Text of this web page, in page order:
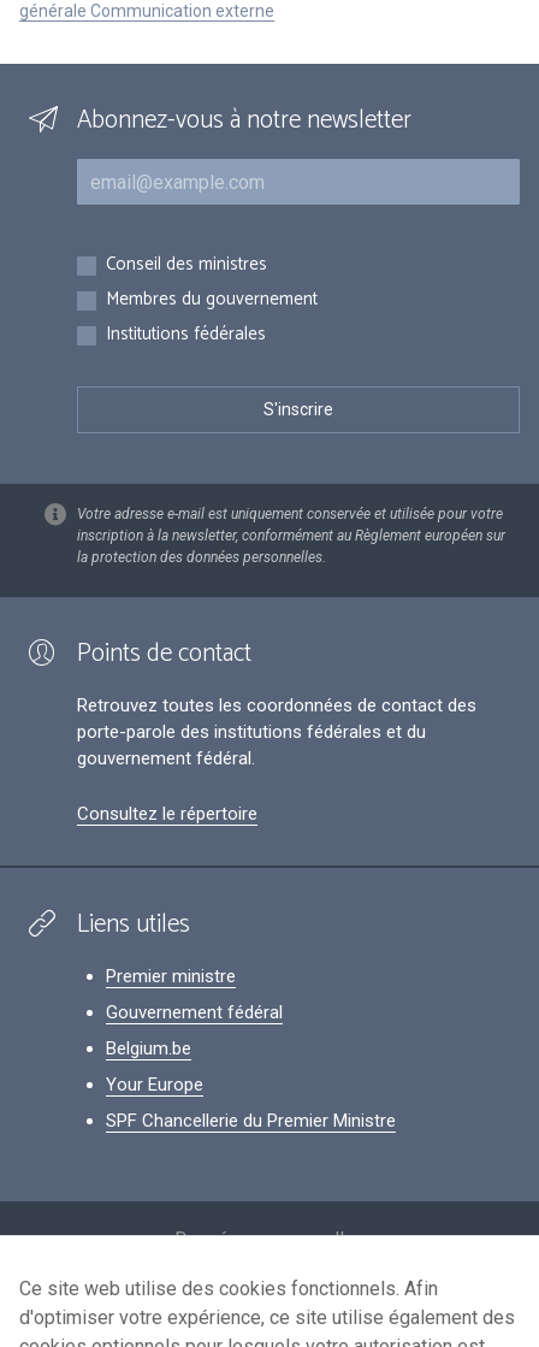
générale Communication externe
Abonnez-vous à notre newsletter
Courriel
Inscriptions
Conseil des ministres
Membres du gouvernement
Institutions fédérales
Votre adresse e-mail est uniquement conservée et utilisée pour votre
inscription à la newsletter, conformément au Règlement européen sur
la protection des données personnelles.
Points de contact
Retrouvez toutes les coordonnées de contact des
porte-parole des institutions fédérales et du
gouvernement fédéral.
Consultez le répertoire
Liens utiles
Premier ministre
Gouvernement fédéral
Belgium.be
Your Europe
SPF Chancellerie du Premier Ministre
Données personnelles
Conditions de réutilisation
Contactez-nous
Ce site web utilise des cookies fonctionnels. Afin
d'optimiser votre expérience, ce site utilise également des